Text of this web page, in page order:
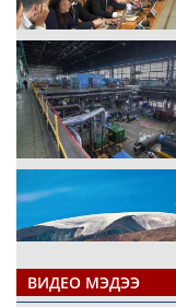
ВИДЕО МЭДЭЭ